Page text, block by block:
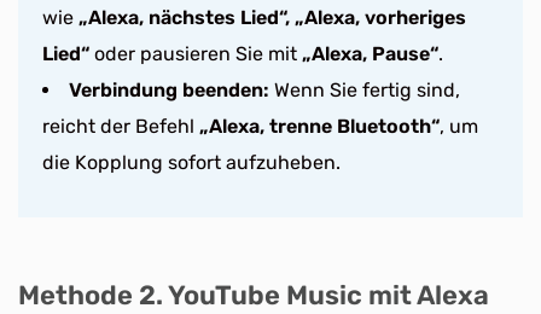
wie „Alexa, nächstes Lied“, „Alexa, vorheriges
Lied“ oder pausieren Sie mit „Alexa, Pause“.
Verbindung beenden: Wenn Sie fertig sind,
reicht der Befehl „Alexa, trenne Bluetooth“, um
die Kopplung sofort aufzuheben.
Methode 2. YouTube Music mit Alexa